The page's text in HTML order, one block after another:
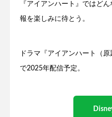
『アイアンハート』ではど
報を楽しみに待とう。
ドラマ『アイアンハート（
で2025年配信予定。